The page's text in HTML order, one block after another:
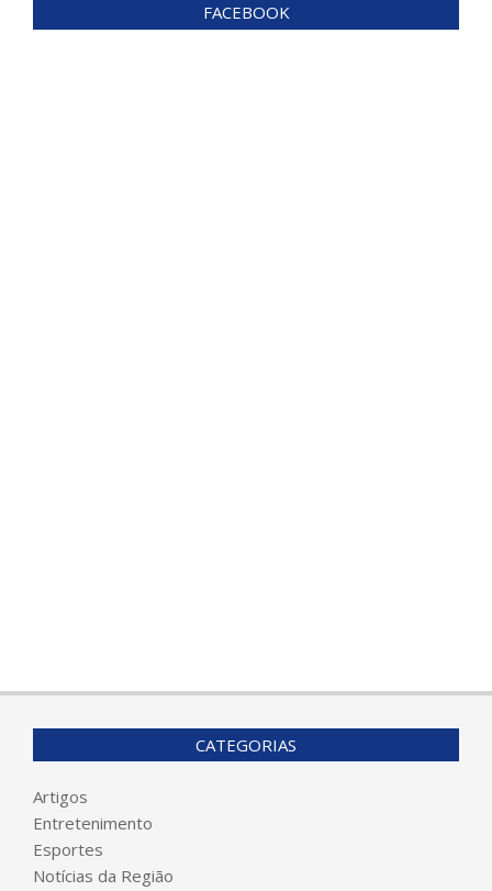
FACEBOOK
CATEGORIAS
Artigos
Entretenimento
Esportes
Notícias da Região